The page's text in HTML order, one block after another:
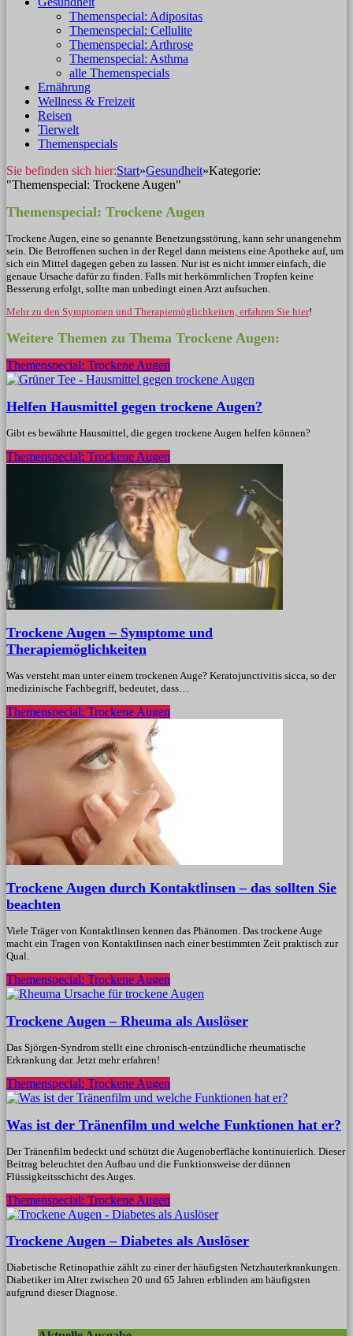
Themenspecial: Adipositas
Themenspecial: Cellulite
Themenspecial: Arthrose
Themenspecial: Asthma
alle Themenspecials
Ernährung
Wellness & Freizeit
Reisen
Tierwelt
Themenspecials
Sie befinden sich hier:Start»Gesundheit»Kategorie:
"Themenspecial: Trockene Augen"
Themenspecial: Trockene Augen
Trockene Augen, eine so genannte Benetzungsstörung, kann sehr unangenehm
sein. Die Betroffenen suchen in der Regel dann meistens eine Apotheke auf, um
sich ein Mittel dagegen geben zu lassen. Nur ist es nicht immer einfach, die
genaue Ursache dafür zu finden. Falls mit herkömmlichen Tropfen keine
Besserung erfolgt, sollte man unbedingt einen Arzt aufsuchen.
Mehr zu den Symptomen und Therapiemöglichkeiten, erfahren Sie hier!
Weitere Themen zu Thema Trockene Augen:
Themenspecial: Trockene Augen
Helfen Hausmittel gegen trockene Augen?
Gibt es bewährte Hausmittel, die gegen trockene Augen helfen können?
Themenspecial: Trockene Augen
Trockene Augen – Symptome und
Therapiemöglichkeiten
Was versteht man unter einem trockenen Auge? Keratojunctivitis sicca, so der
medizinische Fachbegriff, bedeutet, dass…
Themenspecial: Trockene Augen
Trockene Augen durch Kontaktlinsen – das sollten Sie
beachten
Viele Träger von Kontaktlinsen kennen das Phänomen. Das trockene Auge
macht ein Tragen von Kontaktlinsen nach einer bestimmten Zeit praktisch zur
Qual.
Themenspecial: Trockene Augen
Trockene Augen – Rheuma als Auslöser
Das Sjörgen-Syndrom stellt eine chronisch-entzündliche rheumatische
Erkrankung dar. Jetzt mehr erfahren!
Themenspecial: Trockene Augen
Was ist der Tränenfilm und welche Funktionen hat er?
Der Tränenfilm bedeckt und schützt die Augenoberfläche kontinuierlich. Dieser
Beitrag beleuchtet den Aufbau und die Funktionsweise der dünnen
Flüssigkeitsschicht des Auges.
Themenspecial: Trockene Augen
Trockene Augen – Diabetes als Auslöser
Diabetische Retinopathie zählt zu einer der häufigsten Netzhauterkrankungen.
Diabetiker im Alter zwischen 20 und 65 Jahren erblinden am häufigsten
aufgrund dieser Diagnose.